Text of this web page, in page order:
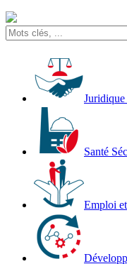
Juridique
Santé
Emploi